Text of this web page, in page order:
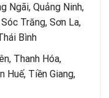
Ngãi, Quảng Ninh,
Trăng, Sơn La,
Bình
Thanh Hóa,
Huế, Tiền Giang,